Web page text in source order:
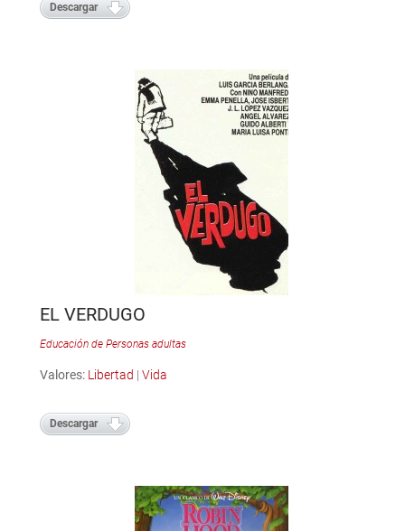
Descargar
EL VERDUGO
Educación de Personas adultas
Valores: Libertad | Vida
Descargar